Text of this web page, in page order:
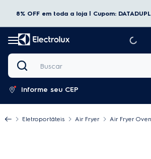
8% OFF em toda a loja | Cupom:
Buscar
Informe seu CEP
Eletroportáteis Air Fryer Air Fryer